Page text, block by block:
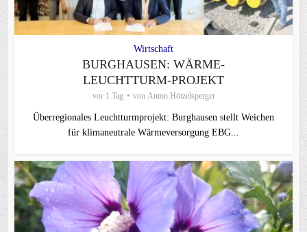
Wirtschaft
BURGHAUSEN: WÄRME-
LEUCHTTURM-PROJEKT
vor 1 Tag von Anton Hötzelsperger
Überregionales Leuchtturmprojekt: Burghausen stellt Weichen
für klimaneutrale Wärmeversorgung EBG...